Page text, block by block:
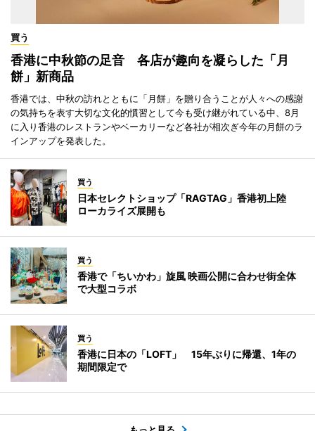
買う
香港に中秋節の足音 各店が趣向を凝らした「月
餅」新商品
香港では、中秋の訪れとともに「月餅」を贈り合うことが人々への感謝
の気持ちを表す大切な文化的慣習として今も受け継がれている中、8月
に入り香港のレストランやベーカリーなど各社が相次ぎ今年の月餅のラ
インアップを発表した。
買う
日本セレクトショップ「RAGTAG」香港初上陸
ローカライズ展開も
買う
香港で「ちいかわ」旋風 映画公開に合わせ街全体
で大型コラボ
買う
香港に日本の「LOFT」 15年ぶりに帰還、1年の
期間限定で